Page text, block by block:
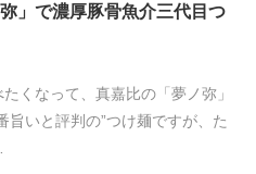
」で濃厚豚骨魚介三代目つ
くなって、真嘉比の「夢ノ弥」
旨いと評判の”つけ麺ですが、た